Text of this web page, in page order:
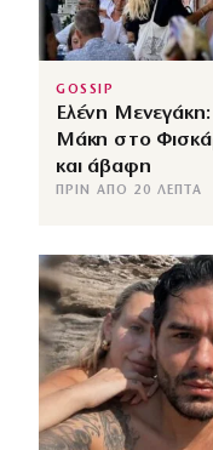
GOSSIP
Ελένη
Μάκη στο
και άβαφη
ΠΡΙΝ ΑΠΌ 20 ΛΕΠΤΆ